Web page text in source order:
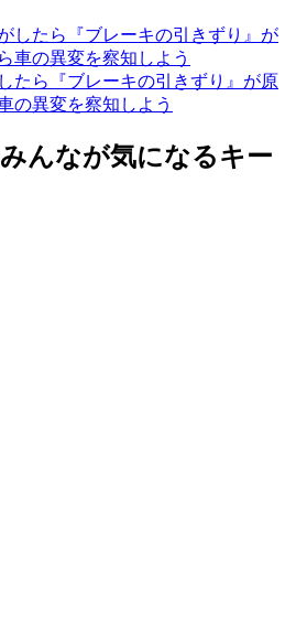
たら『ブレーキの引きずり』が原
の異変を察知しよう
みんなが気になるキー